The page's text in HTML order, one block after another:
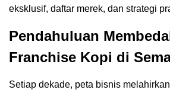
eksklusif, daftar merek, dan strategi
Pendahuluan
Franchise Kopi di
Setiap dekade, peta bisnis melahirkan